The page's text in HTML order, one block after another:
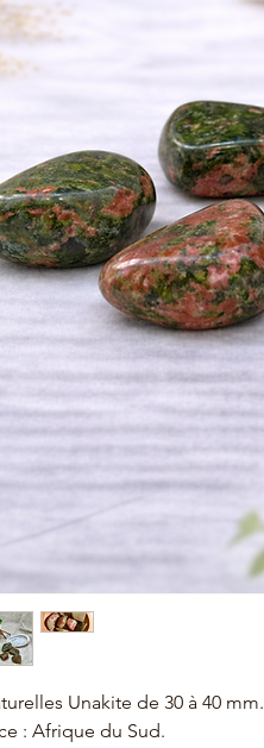
Unakite de 30 à 40 mm.
: Afrique du Sud.